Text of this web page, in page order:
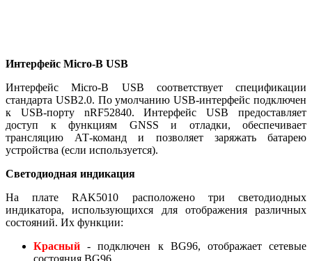
Интерфейс Micro-B USB
Интерфейс Micro-B USB соответствует спецификации
стандарта USB2.0. По умолчанию USB-интерфейс подключен
к USB-порту nRF52840. Интерфейс USB предоставляет
доступ к функциям GNSS и отладки, обеспечивает
трансляцию АТ-команд и позволяет заряжать батарею
устройства (если используется).
Светодиодная индикация
На плате RAK5010 расположено три светодиодных
индикатора, использующихся для отображения различных
состояний. Их функции:
Красный - подключен к BG96, отображает сетевые
состояния BG96